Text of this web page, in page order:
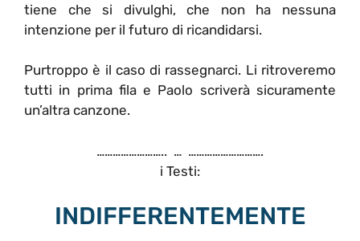
tiene che si divulghi, che non ha nessuna
intenzione per il futuro di ricandidarsi.
Purtroppo è il caso di rassegnarci. Li ritroveremo
tutti in prima fila e Paolo scriverà sicuramente
un’altra canzone.
…………………….. … ……………………….
i Testi:
INDIFFERENTEMENTE